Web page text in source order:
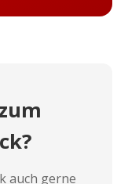
auch gerne